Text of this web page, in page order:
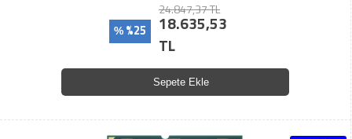
% %25
24.847,37 TL
18.635,53
TL
Sepete Ekle